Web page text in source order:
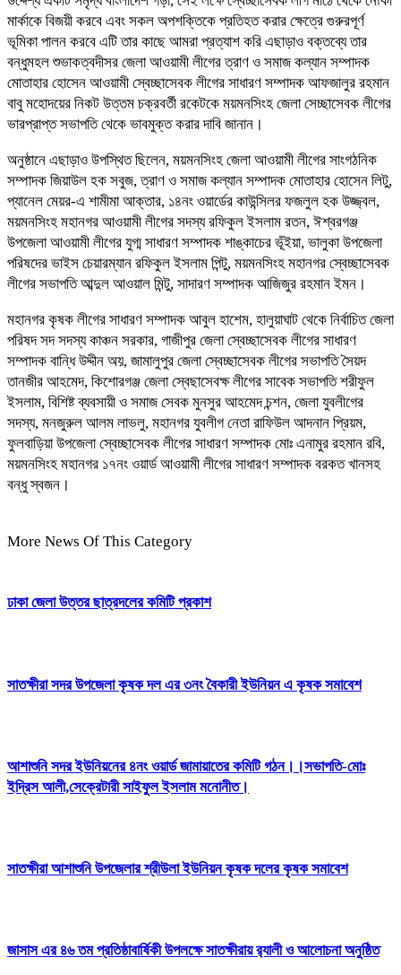
মার্কাকে বিজয়ী করবে এবং সকল অপশক্তিকে প্রতিহত করার ক্ষেত্রে গুরুরপূর্ণ
ভূমিকা পালন করবে এটি তার কাছে আমরা প্রত্যাশ করি এছাড়াও বক্তব্যে তার
বন্ধুমহল শুভাকত্বদীসর জেলা আওয়ামী লীগের ত্রাণ ও সমাজ কল্যান সম্পাদক
মোতাহার হোসেন আওয়ামী স্বেচ্ছাসেবক লীগের সাধারণ সম্পাদক আফজালুর রহমান
বাবু মহোদয়ের নিকট উত্তম চক্রবর্তী রকেটকে ময়মনসিংহ জেলা সেচ্ছাসেবক লীগের
ভারপ্রাপ্ত সভাপতি থেকে ভাবমুক্ত করার দাবি জানান।
অনুষ্ঠানে এছাড়াও উপস্থিত ছিলেন, ময়মনসিংহ জেলা আওয়ামী লীগের সাংগঠনিক
সম্পাদক জিয়াউল হক সবুজ, ত্রাণ ও সমাজ কল্যান সম্পাদক মোতাহার হোসেন লিটু,
প্যানেল মেয়র-এ শামীমা আক্তার, ১৪নং ওয়ার্ডের কাউন্সিলর ফজলুল হক উজ্জ্বল,
ময়মনসিংহ মহানগর আওয়ামী লীগের সদস্য রফিকুল ইসলাম রতন, ঈশ্বরগঞ্জ
উপজেলা আওয়ামী লীগের যুগ্ম সাধারণ সম্পাদক শাঙ্কাচের ভূঁইয়া, ভালুকা উপজেলা
পরিষদের ভাইস চেয়ারম্যান রফিকুল ইসলাম পিন্টু, ময়মনসিংহ মহানগর স্বেচ্ছাসেবক
লীগের সভাপতি আব্দুল আওয়াল মিন্টু, সাদারণ সম্পাদক আজিজুর রহমান ইমন।
মহানগর কৃষক লীগের সাধারণ সম্পাদক আবুল হাশেম, হালুয়াঘাট থেকে নির্বাচিত জেলা
পরিষদ সদ সদস্য কাঞ্চন সরকার, গাজীপুর জেলা স্বেচ্ছাসেবক লীগের সাধারণ
সম্পাদক বান্ধি উদ্দীন অয়, জামালুপুর জেলা স্বেচ্ছাসেবক লীগের সভাপতি সৈয়দ
তানজীর আহমেদ, কিশোরগঞ্জ জেলা স্বেছাসেবক্ষ লীগের সাবেক সভাপতি শরীফুল
ইসলাম, বিশিষ্ট ব্যবসায়ী ও সমাজ সেবক মুনসুর আহমেদ চন্শন, জেলা যুবলীগের
সদস্য, মনজুরুল আলম লাভলু, মহানগর যুবলীগ নেতা রাফিউল আদনান প্রিয়ম,
ফুলবাড়িয়া উপজেলা স্বেচ্ছাসেবক লীগের সাধারণ সম্পাদক মোঃ এনামুর রহমান রবি,
ময়মনসিংহ মহানগর ১৭নং ওয়ার্ড আওয়ামী লীগের সাধারণ সম্পাদক বরকত খানসহ
বন্ধু স্বজন।
More News Of This Category
ঢাকা জেলা উত্তর ছাত্রদলের কমিটি প্রকাশ
সাতক্ষীরা সদর উপজেলা কৃষক দল এর ৩নং বৈকারী ইউনিয়ন এ কৃষক সমাবেশ
আশাশুনি সদর ইউনিয়নের ৪নং ওয়ার্ড জামায়াতের কমিটি গঠন।।সভাপতি-মোঃ
ইদ্রিস আলী,সেক্রেটারী সাইফুল ইসলাম মনোনীত।
সাতক্ষীরা আশাশুনি উপজেলার শ্রীউলা ইউনিয়ন কৃষক দলের কৃষক সমাবেশ
জাসাস এর ৪৬ তম প্রতিষ্ঠাবার্ষিকী উপলক্ষে সাতক্ষীরায় র‍্যালী ও আলোচনা অনুষ্ঠিত